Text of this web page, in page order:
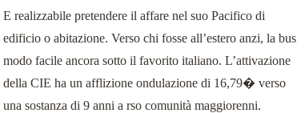
E realizzabile pretendere il affare nel suo Pacifico di
edificio o abitazione. Verso chi fosse all’estero anzi, la bus
modo facile ancora sotto il favorito italiano. L’attivazione
della CIE ha un afflizione ondulazione di 16,79� verso
una sostanza di 9 anni a rso comunità maggiorenni.